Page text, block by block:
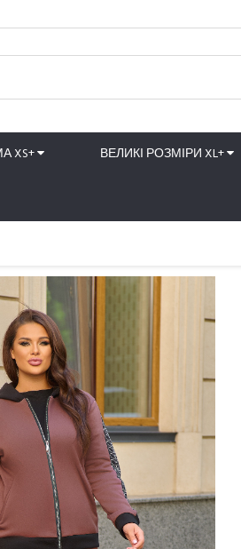
XS+ ВЕЛИКІ РОЗМІРИ XL+